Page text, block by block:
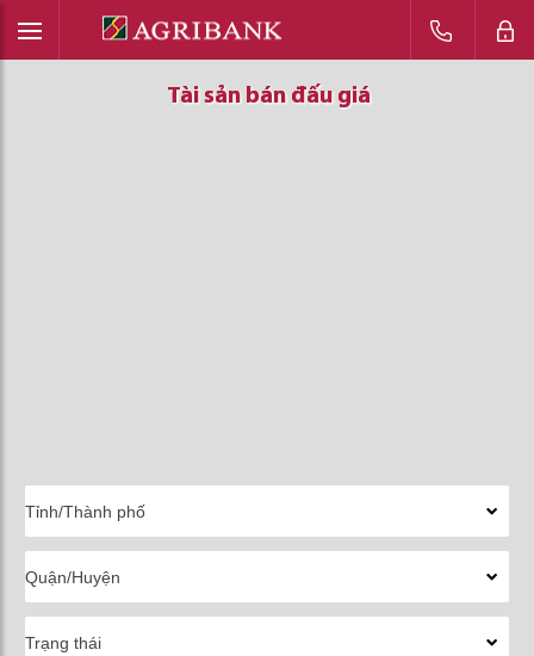
Tài sản bán đấu giá
Tài sản bán đấu giá
Tài sản bán đấu giá